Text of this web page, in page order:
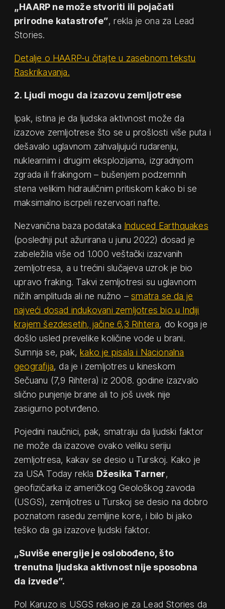
„HAARP ne može stvoriti ili pojačati
prirodne katastrofe”, rekla je ona za Lead
Stories.
Detalje o HAARP-u čitajte u zasebnom tekstu
Raskrikavanja.
2. Ljudi mogu da izazovu zemljotrese
Ipak, istina je da ljudska aktivnost može da
izazove zemljotrese što se u prošlosti više puta i
dešavalo uglavnom zahvaljujući rudarenju,
nuklearnim i drugim eksplozijama, izgradnjom
zgrada ili frakingom – bušenjem podzemnih
stena velikim hidrauličnim pritiskom kako bi se
maksimalno iscrpeli rezervoari nafte.
Nezvanična baza podataka Induced Earthquakes
(poslednji put ažurirana u junu 2022) dosad je
zabeležila više od 1.000 veštački izazvanih
zemljotresa, a u trećini slučajeva uzrok je bio
upravo fraking. Takvi zemljotresi su uglavnom
nižih amplituda ali ne nužno –smatra se da je
najveći dosad indukovani zemljotres bio u Indiji
krajem šezdesetih, jačine 6,3 Rihtera, do koga je
došlo usled prevelike količine vode u brani.
Sumnja se, pak,kako je pisala i Nacionalna
geografija, da je i zemljotres u kineskom
Sečuanu (7,9 Rihtera) iz 2008. godine izazvalo
slično punjenje brane ali to još uvek nije
zasigurno potvrđeno.
Pojedini naučnici, pak, smatraju da ljudski faktor
ne može da izazove ovako veliku seriju
zemljotresa, kakav se desio u Turskoj. Kako je
za USA Today rekla Džesika Tarner,
geofizičarka iz američkog Geološkog zavoda
(USGS), zemljotres u Turskoj se desio na dobro
poznatom rasedu zemljine kore, i bilo bi jako
teško da ga izazove ljudski faktor.
„Suviše energije je oslobođeno, što
trenutna ljudska aktivnost nije sposobna
da izvede”.
Pol Karuzo is USGS rekao je za Lead Stories da